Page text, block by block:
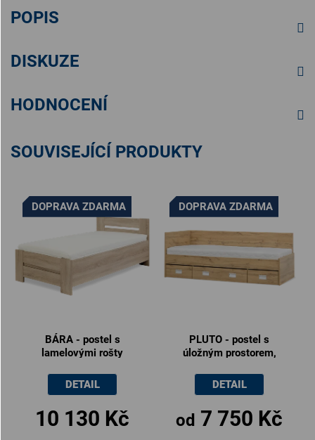
POPIS
DISKUZE
HODNOCENÍ
SOUVISEJÍCÍ PRODUKTY
DOPRAVA ZDARMA
BÁRA - postel s
lamelovými rošty
10 130 Kč
DETAIL
DOPRAVA ZDARMA
PLUTO - postel s
úložným prostorem,
od 7 750 Kč
DETAIL